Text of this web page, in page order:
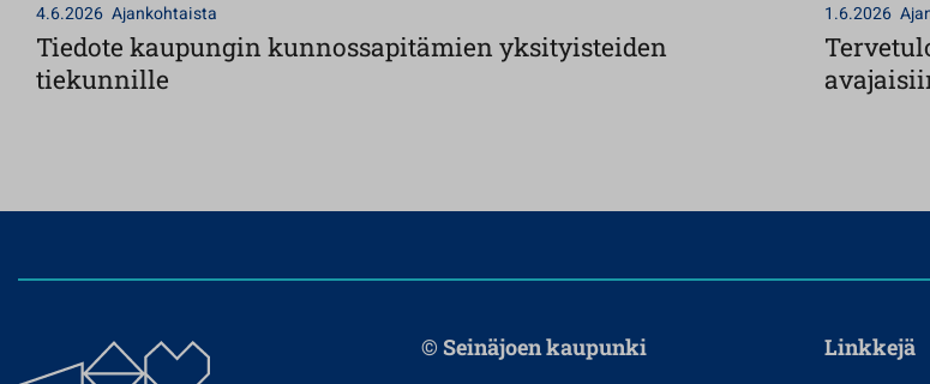
4.6.2026 Ajankohtaista
Tiedote kaupungin kunnossapitämien yksityisteiden
tiekunnille
1.6.2026
© Seinäjoen kaupunki
Linkkejä